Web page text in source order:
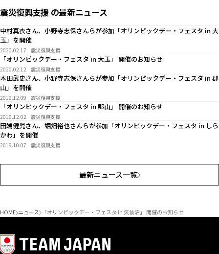
震災復興支援 の最新ニュース
中村真衣さん、小野寺志保さんらが参加「オリンピックデー・フェスタ in 大
玉」を開催
2020.02.17 震災復興支援
「オリンピックデー・フェスタ in 大玉」 開催のお知らせ
2020.02.12 震災復興支援
本田武史さん、小野寺志保さんらが参加「オリンピックデー・フェスタ in 郡
山」を開催
2019.12.09 震災復興支援
「オリンピックデー・フェスタ in 郡山」 開催のお知らせ
2019.12.02 震災復興支援
田端健児さん、堀畑裕也さんらが参加「オリンピックデー・フェスタ in しら
かわ」を開催
2019.10.07 震災復興支援
最新ニュース一覧
HOME ニュース 「オリンピックデー・フェスタ in 気仙沼」 開催のお知らせ